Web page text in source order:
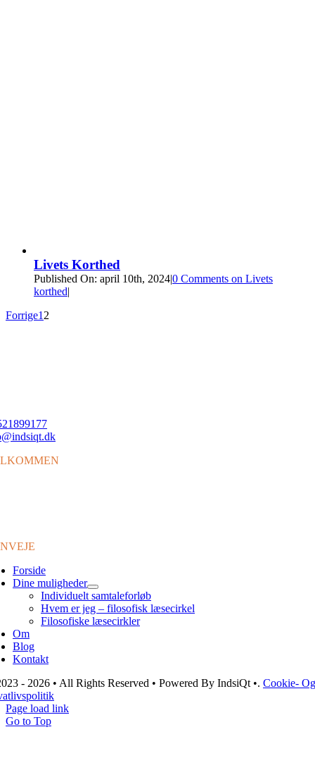
Livets Korthed
Published On: april 10th, 2024|0 Comments on Livets
korthed|
Forrige1 2
Forside
Dine muligheder
Individuelt samtaleforløb
Hvem er jeg – filosofisk læsecirkel
Filosofiske læsecirkler
Om
Blog
Kontakt
- 2026 • All Rights Reserved • Powered By IndsiQt •. Cookie- Og
Page load link
Go to Top